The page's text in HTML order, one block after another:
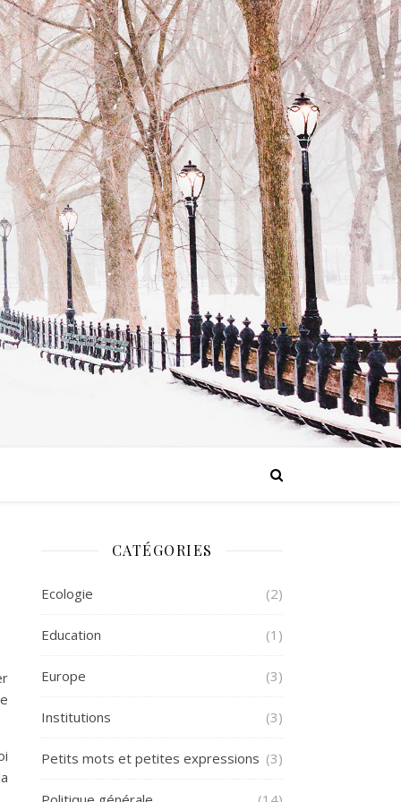
CATÉGORIES
Ecologie (2)
Education (1)
Europe (3)
Institutions (3)
Petits mots et petites expressions (3)